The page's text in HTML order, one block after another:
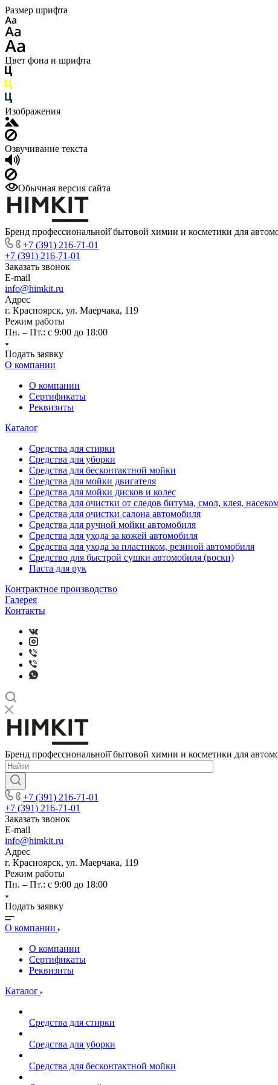
Размер шрифта
Цвет фона и шрифта
Изображения
Озвучивание текста
Обычная версия сайта
Бренд профессиональной̆ бытовой химии и косметики для
+7 (391) 216-71-01
+7 (391) 216-71-01
Заказать звонок
E-mail
info@himkit.ru
Адрес
г. Красноярск, ул. Маерчака, 119
Режим работы
Пн. – Пт.: с 9:00 до 18:00
Подать заявку
О компании
О компании
Сертификаты
Реквизиты
Каталог
Средства для стирки
Средства для уборки
Средства для бесконтактной мойки
Средства для мойки двигателя
Средства для мойки дисков и колес
Средства для очистки от следов битума, смол, клея,
Средства для очистки салона автомобиля
Средства для ручной мойки автомобиля
Средства для ухода за кожей автомобиля
Средства для ухода за пластиком, резиной автомобиля
Средство для быстрой сушки автомобиля (воски)
Паста для рук
Контрактное производство
Галерея
Контакты
Бренд профессиональной̆ бытовой химии и косметики для
+7 (391) 216-71-01
+7 (391) 216-71-01
Заказать звонок
E-mail
info@himkit.ru
Адрес
г. Красноярск, ул. Маерчака, 119
Режим работы
Пн. – Пт.: с 9:00 до 18:00
Подать заявку
О компании
О компании
Сертификаты
Реквизиты
Каталог
Средства для стирки
Средства для уборки
Средства для бесконтактной мойки